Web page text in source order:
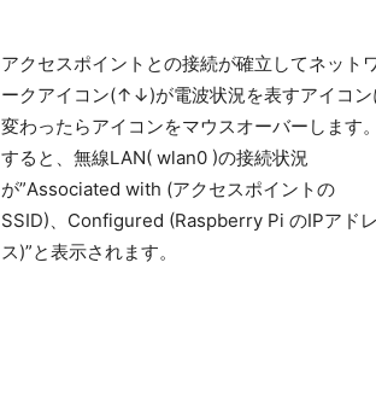
アクセスポイントとの接続が確立してネット
ークアイコン(↑↓)が電波状況を表すアイコン
変わったらアイコンをマウスオーバーします。
すると、無線LAN( wlan0 )の接続状況
が”Associated with (アクセスポイントの
SSID)、Configured (Raspberry Pi のIPアドレ
ス)”と表示されます。